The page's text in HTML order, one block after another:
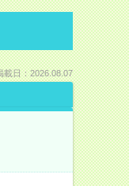
載日：2026.08.07